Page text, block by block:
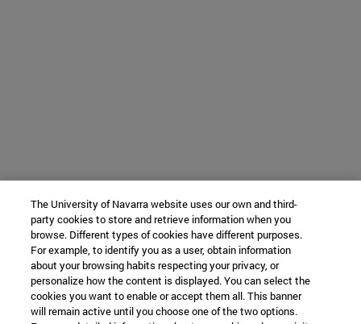
The University of Navarra website uses our own and third-
party cookies to store and retrieve information when you
browse. Different types of cookies have different purposes.
For example, to identify you as a user, obtain information
about your browsing habits respecting your privacy, or
personalize how the content is displayed. You can select the
cookies you want to enable or accept them all. This banner
will remain active until you choose one of the two options.